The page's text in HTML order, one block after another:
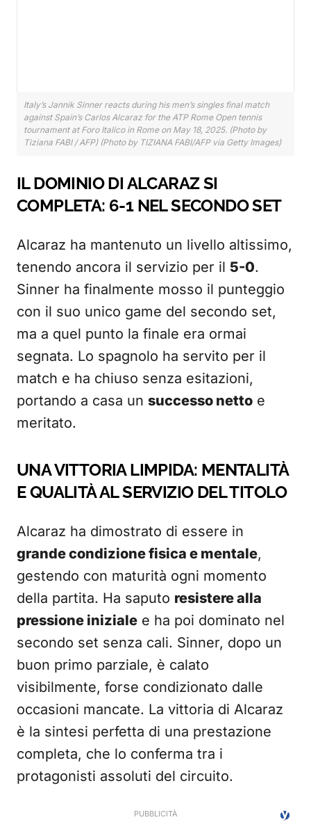
Italy’s Jannik Sinner reacts during his men’s singles final match
against Spain’s Carlos Alcaraz for the ATP Rome Open tennis
tournament at Foro Italico in Rome on May 18, 2025. (Photo by
Tiziana FABI / AFP) (Photo by TIZIANA FABI/AFP via Getty Images)
IL DOMINIO DI ALCARAZ SI
COMPLETA: 6-1 NEL SECONDO SET
Alcaraz ha mantenuto un livello altissimo,
tenendo ancora il servizio per il 5-0.
Sinner ha finalmente mosso il punteggio
con il suo unico game del secondo set,
ma a quel punto la finale era ormai
segnata. Lo spagnolo ha servito per il
match e ha chiuso senza esitazioni,
portando a casa un successo netto e
meritato.
UNA VITTORIA LIMPIDA: MENTALITÀ
E QUALITÀ AL SERVIZIO DEL TITOLO
Alcaraz ha dimostrato di essere in
grande condizione fisica e mentale,
gestendo con maturità ogni momento
della partita. Ha saputo resistere alla
pressione iniziale e ha poi dominato nel
secondo set senza cali. Sinner, dopo un
buon primo parziale, è calato
visibilmente, forse condizionato dalle
occasioni mancate. La vittoria di Alcaraz
è la sintesi perfetta di una prestazione
completa, che lo conferma tra i
protagonisti assoluti del circuito.